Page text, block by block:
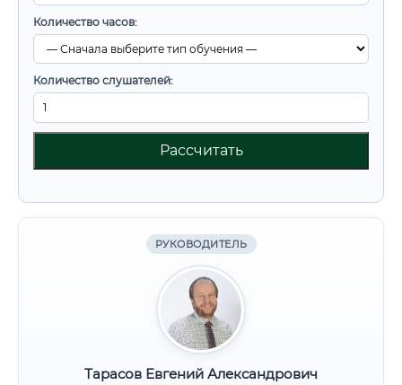
Количество часов:
Количество слушателей:
Рассчитать
РУКОВОДИТЕЛЬ
Тарасов Евгений Александрович